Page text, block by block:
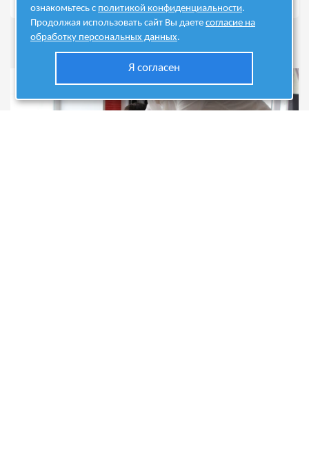
ознакомьтесь с политикой конфиденциальности.
Продолжая использовать сайт Вы даетесогласие на
обработку персональных данных.
Я согласен